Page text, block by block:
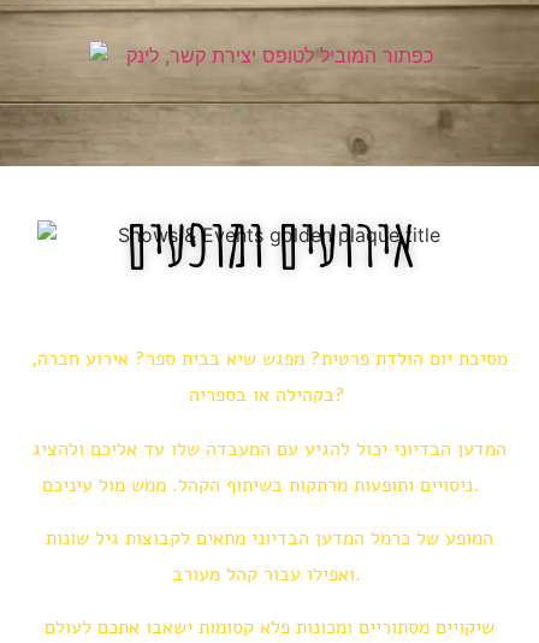
אירועים ומופעים
מסיבת יום הולדת פרטית? מפגש שיא בבית ספר? אירוע חברה,
בקהילה או בספריה?
המדען הבדיוני יכול להגיע עם המעבדה שלו עד אליכם ולהציג
ניסויים ותופעות מרתקות בשיתוף הקהל. ממש מול עיניכם.
המופע של כרמל המדען הבדיוני מתאים לקבוצות גיל שונות
ואפילו עבור קהל מעורב.
שיקויים מסתוריים ומכונות פלא קסומות ישאבו אתכם לעולם